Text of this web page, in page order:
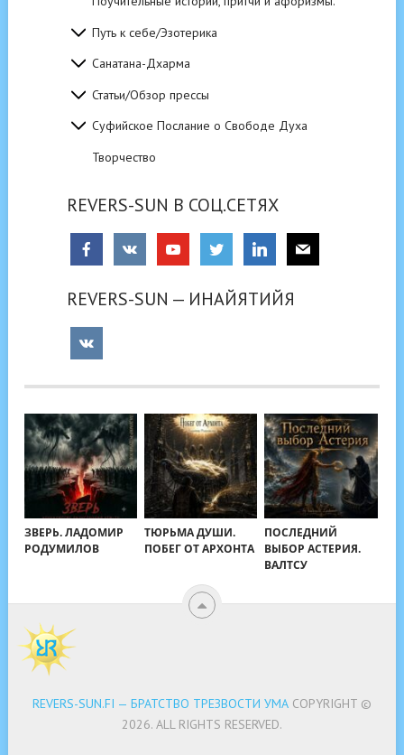
Путь к себе/Эзотерика
Санатана-Дхарма
Статьи/Обзор прессы
Суфийское Послание о Свободе Духа
Творчество
REVERS-SUN В СОЦ.СЕТЯХ
REVERS-SUN — ИНАЙЯТИЙЯ
ЗВЕРЬ. ЛАДОМИР
РОДУМИЛОВ
ТЮРЬМА ДУШИ.
ПОБЕГ ОТ АРХОНТА
ПОСЛЕДНИЙ
ВЫБОР АСТЕРИЯ.
ВАЛТСУ
REVERS-SUN.FI — БРАТСТВО ТРЕЗВОСТИ УМАCOPYRIGHT ©
2026. ALL RIGHTS RESERVED.